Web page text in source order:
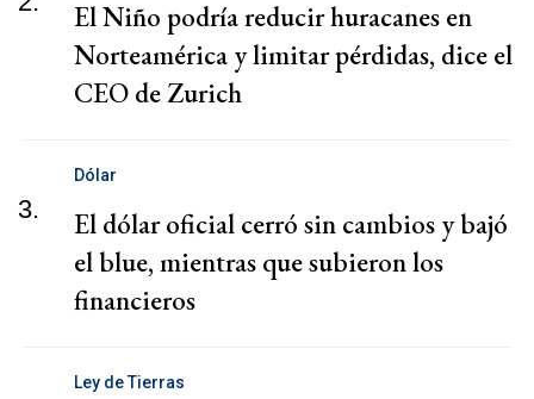
El Niño podría reducir huracanes en
Norteamérica y limitar pérdidas, dice el
CEO de Zurich
3.
Dólar
El dólar oficial cerró sin cambios y bajó
el blue, mientras que subieron los
financieros
Ley de Tierras